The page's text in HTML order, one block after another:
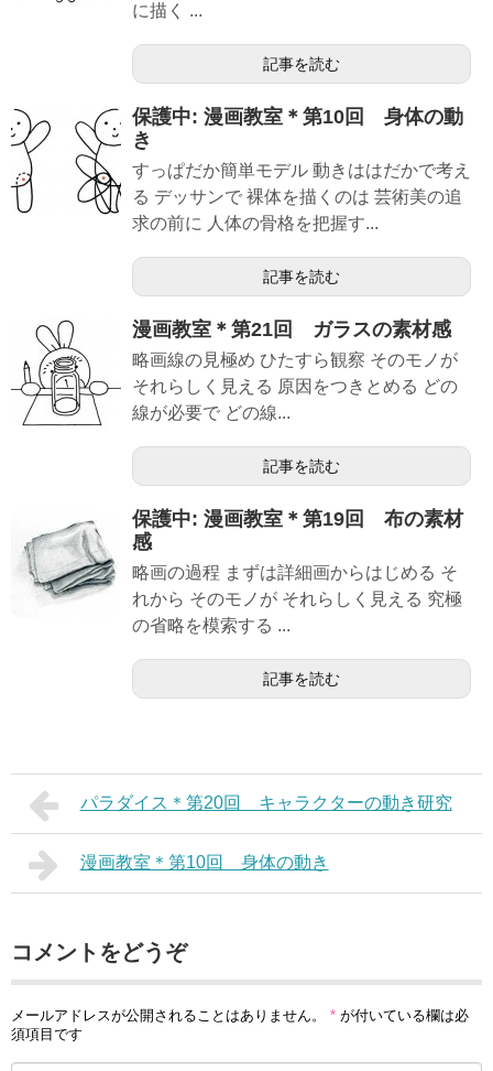
に描く ...
記事を読む
保護中: 漫画教室＊第10回 身体の動
き
すっぱだか簡単モデル 動きははだかで考え
る デッサンで 裸体を描くのは 芸術美の追
求の前に 人体の骨格を把握す...
記事を読む
漫画教室＊第21回 ガラスの素材感
略画線の見極め ひたすら観察 そのモノが
それらしく見える 原因をつきとめる どの
線が必要で どの線...
記事を読む
保護中: 漫画教室＊第19回 布の素材
感
略画の過程 まずは詳細画からはじめる そ
れから そのモノが それらしく見える 究極
の省略を模索する ...
記事を読む
パラダイス＊第20回 キャラクターの動き研究
漫画教室＊第10回 身体の動き
コメントをどうぞ
メールアドレスが公開されることはありません。 * が付いている欄は必
須項目です